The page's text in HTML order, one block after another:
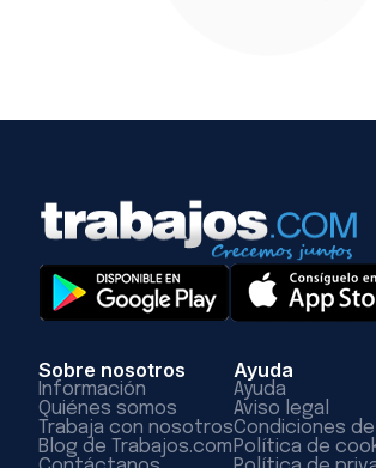
Sobre nosotros
Información
Quiénes somos
Trabaja con nosotros
Blog de Trabajos.com
Ayuda
Ayuda
Aviso legal
Condiciones
Política de